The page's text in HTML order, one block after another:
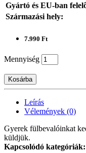
Gyártó és EU-ban
Származási hely:
7.990 Ft
Mennyiség
Kosárba
Leírás
Vélemények (0)
Gyerek fülbevalóinkat
küldjük.
Kapcsolódó kategóriák: